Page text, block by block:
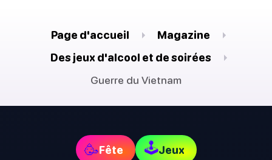
Page d'accueil
Magazine
Des jeux d'alcool et de soirées
Guerre du Vietnam
🥳Fête 🕹Jeux